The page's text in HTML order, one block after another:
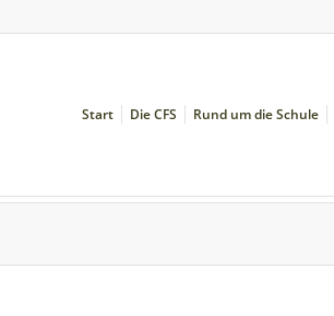
Start Die CFS Rund um die Schule